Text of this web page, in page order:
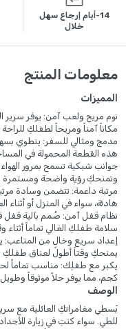
14-أيام إرجاع سهل
خلال
معلومات المنتج
المميزات
مكاناً آمناً ومريحاً لطفلكِ
مدمج ومثالي للسفر: ينطوي
هذه القطعة المحمولة في
جوانب شبكية تسمح بمرور
وتمنحكِ رؤية واضحة ومستمرة
مرتبة داعمة: تتضمن وسادة
هادئة، سواء في المنزل أو أثناء
نظام قفل آمن: صُمم بآلية قفل
سلامة طفلكِ الغالي تماماً أثناء
إعداد سريع وخالٍ من المتاعب:
يمنحكِ وقتاً أطول لعناق طفلكِ
كجم، مما يوفر حلاً موثوقاً وطويل
الوصف
للطي. سواء كنتِ في زيارة